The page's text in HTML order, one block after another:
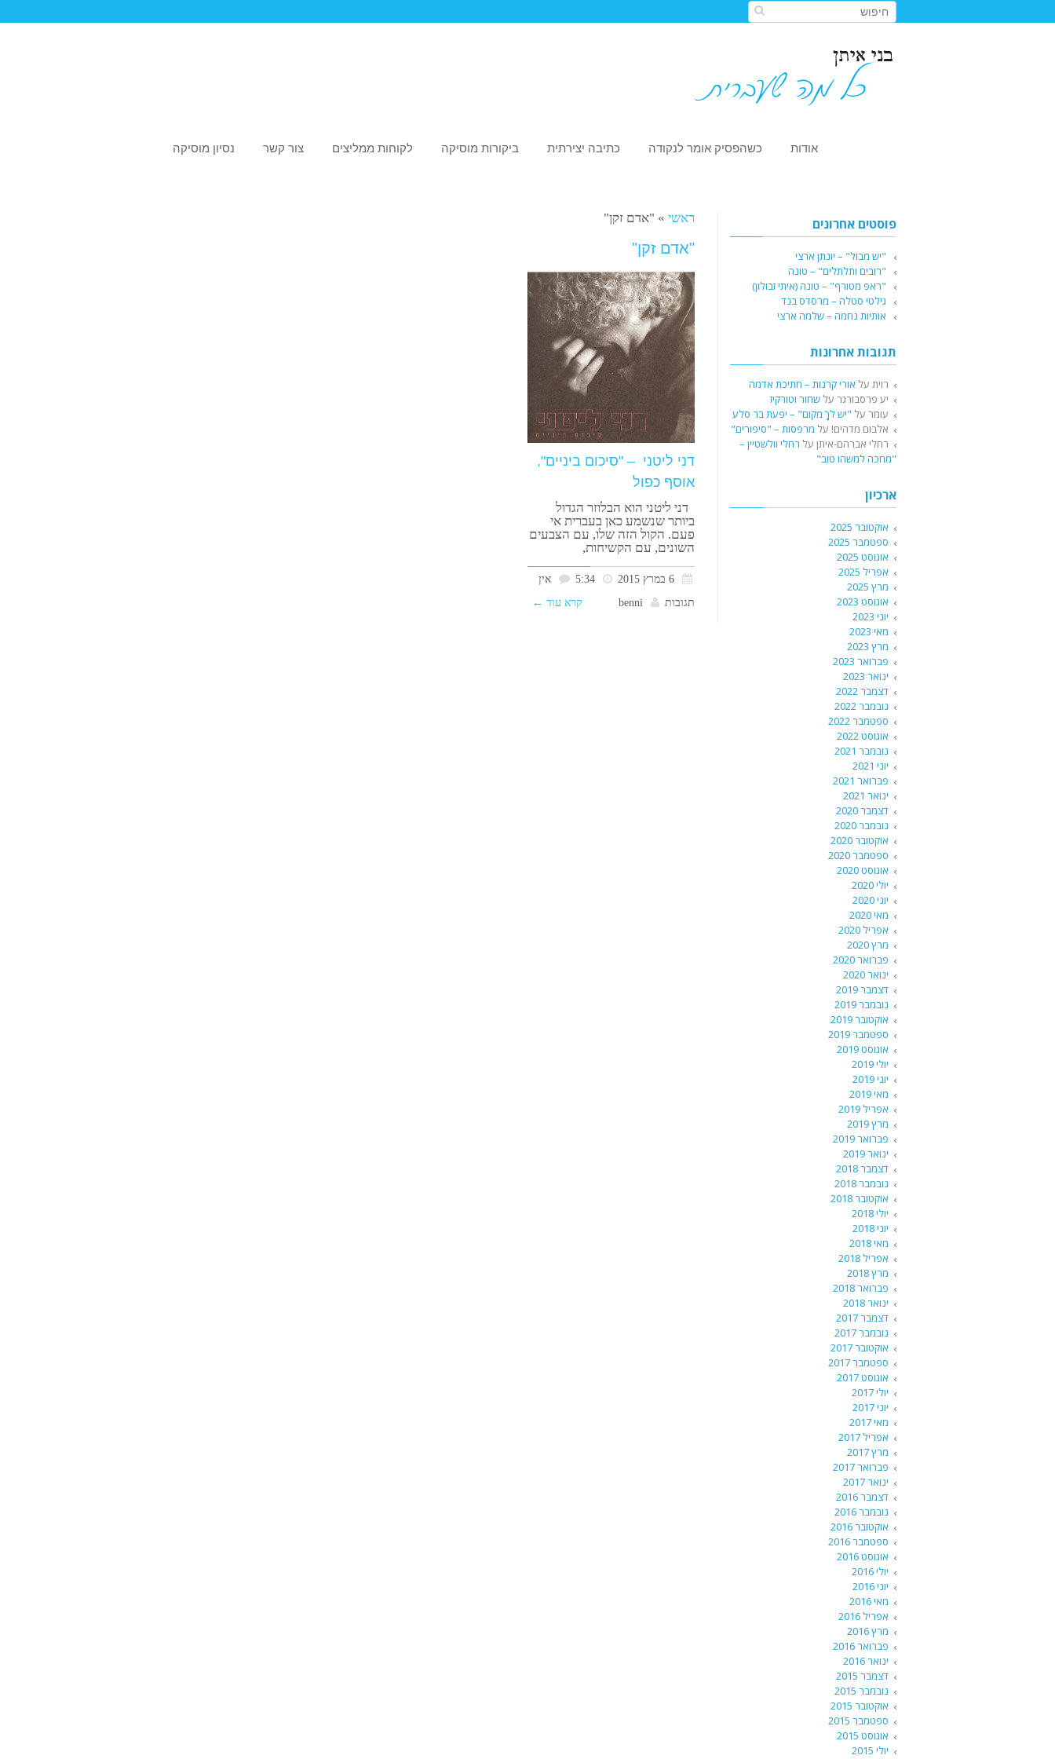
אודות כשהפסיק אומר לנקודה כתיבה יצירתית ביקורות מוסיקה לקוחות ממליצים צור קשר נסיון מוסיקה
ראשי » "אדם זקן"
"אדם זקן"
דני ליטני – "סיכום ביניים",
אוסף כפול
דני ליטני הוא הבלוזר הגדול
ביותר שנשמע כאן בעברית אי
פעם. הקול הזה שלו, עם הצבעים
השונים, עם הקשיחות,
6 במרץ 2015 5:34
אין
תגובות
benni קרא עוד ←
פוסטים אחרונים
"יש מבול" – יונתן ארצי
"רובים ותלתלים" – טונה
"ראפ מטורף" – טונה (איתי זבולון)
גילטי סטלה – מרסדס בנד
אותיות נחמה – שלמה ארצי
תגובות אחרונות
רוית על אורי קרנות – חתיכת אדמה
יע פרסבורגר על שחור וטורקיז
עומר על "יש לךָ מקום" – יפעת בר סלע
אלבום מדהים! על מרפסות – "סיפורים"
רחלי אברהם-איתן על רחלי וולשטיין –
"מחכה למשהו טוב"
ארכיון
אוקטובר 2025
ספטמבר 2025
אוגוסט 2025
אפריל 2025
מרץ 2025
אוגוסט 2023
יוני 2023
מאי 2023
מרץ 2023
פברואר 2023
ינואר 2023
דצמבר 2022
נובמבר 2022
ספטמבר 2022
אוגוסט 2022
נובמבר 2021
יוני 2021
פברואר 2021
ינואר 2021
דצמבר 2020
נובמבר 2020
אוקטובר 2020
ספטמבר 2020
אוגוסט 2020
יולי 2020
יוני 2020
מאי 2020
אפריל 2020
מרץ 2020
פברואר 2020
ינואר 2020
דצמבר 2019
נובמבר 2019
אוקטובר 2019
ספטמבר 2019
אוגוסט 2019
יולי 2019
יוני 2019
מאי 2019
אפריל 2019
מרץ 2019
פברואר 2019
ינואר 2019
דצמבר 2018
נובמבר 2018
אוקטובר 2018
יולי 2018
יוני 2018
מאי 2018
אפריל 2018
מרץ 2018
פברואר 2018
ינואר 2018
דצמבר 2017
נובמבר 2017
אוקטובר 2017
ספטמבר 2017
אוגוסט 2017
יולי 2017
יוני 2017
מאי 2017
אפריל 2017
מרץ 2017
פברואר 2017
ינואר 2017
דצמבר 2016
נובמבר 2016
אוקטובר 2016
ספטמבר 2016
אוגוסט 2016
יולי 2016
יוני 2016
מאי 2016
אפריל 2016
מרץ 2016
פברואר 2016
ינואר 2016
דצמבר 2015
נובמבר 2015
אוקטובר 2015
ספטמבר 2015
אוגוסט 2015
יולי 2015